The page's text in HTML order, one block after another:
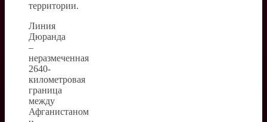
территории.
Линия
Дюранда
–
неразмеченная
2640-
километровая
граница
между
Афганистаном